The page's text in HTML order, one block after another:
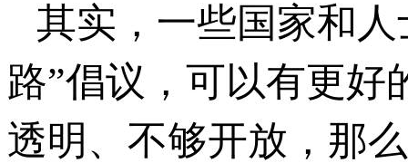
其实，一些国家和
路”倡议，可以有更好
透明、不够开放，那